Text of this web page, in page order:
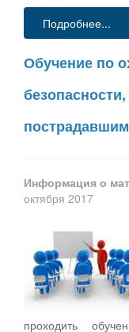
Подробнее...
Обучение по
Информация о
октября 2017
проходить